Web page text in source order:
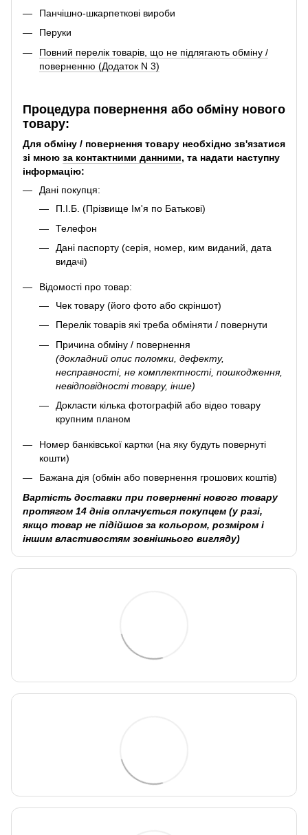
Панчішно-шкарпеткові вироби
Перуки
Повний перелік товарів, що не підлягають обміну /
поверненню (Додаток N 3)
Процедура повернення або обміну нового
товару:
Для обміну / повернення товару необхідно зв'язатися
зі мною за контактними данними, та надати наступну
інформацію:
Дані покупця:
П.І.Б. (Прізвище Ім'я по Батькові)
Телефон
Дані паспорту (серія, номер, ким виданий, дата
видачі)
Відомості про товар:
Чек товару (його фото або скріншот)
Перелік товарів які треба обміняти / повернути
Причина обміну / повернення
(докладний опис поломки, дефекту,
несправності, не комплектності, пошкодження,
невідповідності товару, інше)
Докласти кілька фотографій або відео товару
крупним планом
Номер банківської картки (на яку будуть повернуті
кошти)
Бажана дія (обмін або повернення грошових коштів)
Вартість доставки при поверненні нового товару
протягом 14 днів оплачується покупцем (у разі,
якщо товар не підійшов за кольором, розміром і
іншим властивостям зовнішнього вигляду)